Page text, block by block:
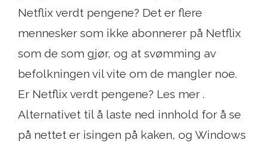
Netflix verdt pengene? Det er flere
mennesker som ikke abonnerer på Netflix
som de som gjør, og at svømming av
befolkningen vil vite om de mangler noe.
Er Netflix verdt pengene? Les mer .
Alternativet til å laste ned innhold for å se
på nettet er isingen på kaken, og Windows